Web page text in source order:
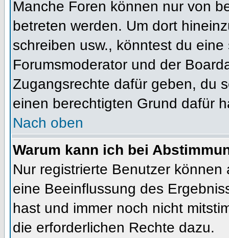
Manche Foren können nur von
betreten werden. Um dort
schreiben usw., könntest du
Forumsmoderator und der
Zugangsrechte dafür geben, du
einen berechtigten Grund dafür
Nach oben
Warum kann ich bei
Nur registrierte Benutzer
eine Beeinflussung des
hast und immer noch nicht
die erforderlichen Rechte dazu.